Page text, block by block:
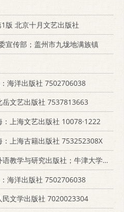
版 北京十月文艺出版社
宣传部；盖州市九垅地满族镇
海洋出版社 7502706038
岳文艺出版社 7537813663
：上海文艺出版社 10078·1222
：上海古籍出版社 753252308X
与研究出版社；牛津大学出版社 7560009042
海洋出版社 7502706038
民文学出版社 7020023304